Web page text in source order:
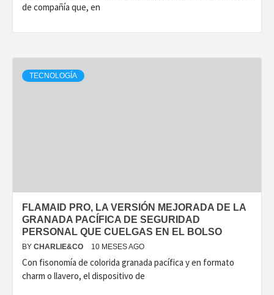
de compañía que, en
TECNOLOGÍA
FLAMAID PRO, LA VERSIÓN MEJORADA DE LA
GRANADA PACÍFICA DE SEGURIDAD
PERSONAL QUE CUELGAS EN EL BOLSO
BY CHARLIE&CO 10 MESES AGO
Con fisonomía de colorida granada pacífica y en formato
charm o llavero, el dispositivo de